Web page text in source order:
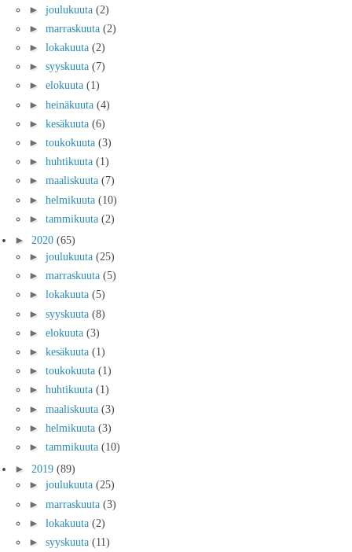
► joulukuuta (2)
► marraskuuta (2)
► lokakuuta (2)
► syyskuuta (7)
► elokuuta (1)
► heinäkuuta (4)
► kesäkuuta (6)
► toukokuuta (3)
► huhtikuuta (1)
► maaliskuuta (7)
► helmikuuta (10)
► tammikuuta (2)
► 2020 (65)
► joulukuuta (25)
► marraskuuta (5)
► lokakuuta (5)
► syyskuuta (8)
► elokuuta (3)
► kesäkuuta (1)
► toukokuuta (1)
► huhtikuuta (1)
► maaliskuuta (3)
► helmikuuta (3)
► tammikuuta (10)
► 2019 (89)
► joulukuuta (25)
► marraskuuta (3)
► lokakuuta (2)
► syyskuuta (11)